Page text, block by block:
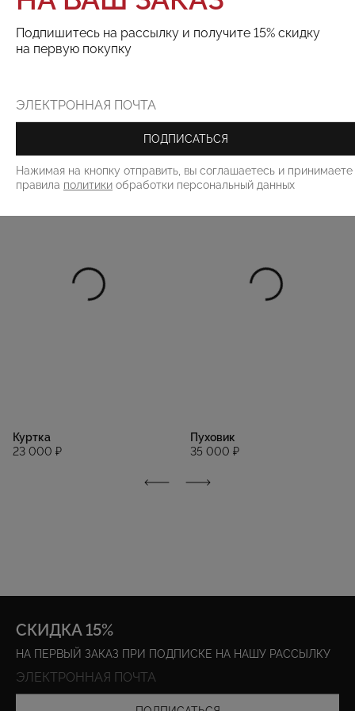
Поделиться:
РЕКОМЕНДУЕМ
Куртка
23 000 ₽
Пуховик
35 000 ₽
СКИДКА 15%
НА ПЕРВЫЙ ЗАКАЗ ПРИ ПОДПИСКЕ НА НАШУ РАССЫЛКУ
Подпишитесь на рассылку и получите 15% скидку
на первую покупку
ПОДПИСАТЬСЯ
Нажимая на кнопку отправить, вы соглашаетесь и принимаете
правила политики обработки персональный данных